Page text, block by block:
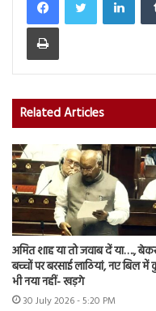
Print
Related Articles
अमित शाह या तो जवाब दें या….,
बच्चों पर बरसाई लाठियां, नए बिल
भी नया नहीं- खड़गे
30 July 2026 - 5:20 PM